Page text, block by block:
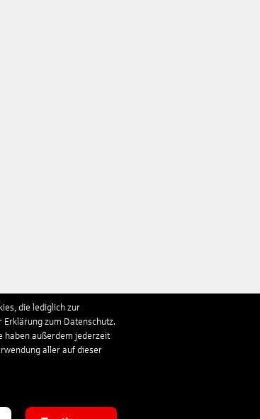
die lediglich zur
Erklärung zum Datenschutz.
haben außerdem jederzeit
aller auf dieser